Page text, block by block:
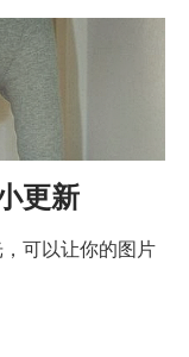
更新
可以让你的图片